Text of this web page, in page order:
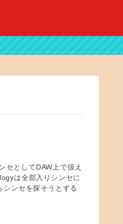
セとしてDAW上で扱え
は全部入りシンセに
ンセを探そうとする